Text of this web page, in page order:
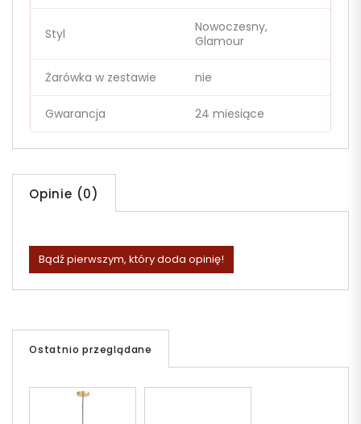
Styl
Nowoczesny,
Glamour
Żarówka w zestawie nie
Gwarancja 24 miesiące
Opinie (0)
Bądź pierwszym, który doda opinię!
Ostatnio przeglądane